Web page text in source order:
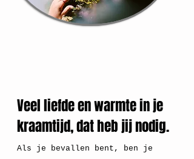
Veel liefde en warmte in je
kraamtijd, dat heb jij nodig.
Als je bevallen bent, ben je